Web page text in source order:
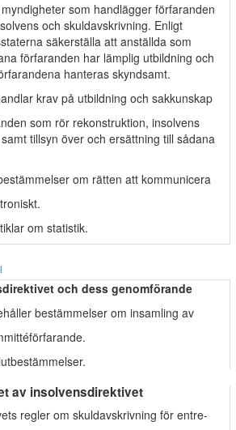
som handlägger förfaranden
och skuldavskrivning. Enligt
säkerställa att anställda som
förfaranden har lämplig utbildning och
hanteras skyndsamt.
krav på utbildning och sakkunskap
som rör rekonstruktion, insolvens
tillsyn över och ersättning till sådana
om rätten att kommunicera
om statistik.
och dess genomförande
bestämmelser om insamling av
av insolvensdirektivet
regler om skuldavskrivning för entre-